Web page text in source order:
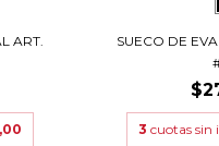
ART.
SUECO DE
3 cuotas sin